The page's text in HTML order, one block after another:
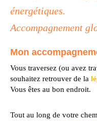
énergétiques.
Accompagnement
Mon
Vous traversez (ou avez
souhaitez retrouver de la
Vous êtes au bon endroit.
Tout au long de votre